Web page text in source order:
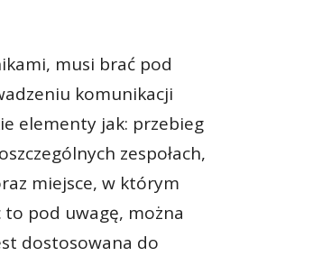
musi brać pod
komunikacji
elementy jak: przebieg
zespołach,
miejsce, w którym
to pod uwagę, można
dostosowana do